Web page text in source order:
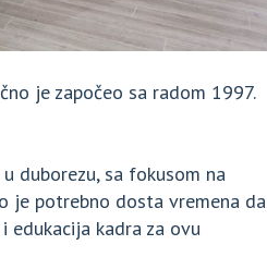
je započeo sa radom 1997.
duborezu, sa fokusom na
je potrebno dosta vremena da
kadra za ovu